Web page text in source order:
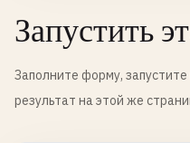
Запустить
Заполните форму,
результат на этой же